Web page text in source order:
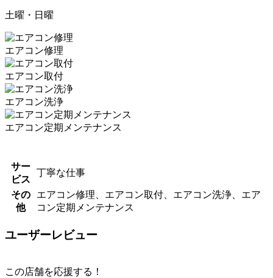
土曜・日曜
エアコン修理
エアコン取付
エアコン洗浄
エアコン定期メンテナンス
サー
ビス
丁寧な仕事
その
他
エアコン修理、エアコン取付、エアコン洗浄、エア
コン定期メンテナンス
ユーザーレビュー
この店舗を応援する！